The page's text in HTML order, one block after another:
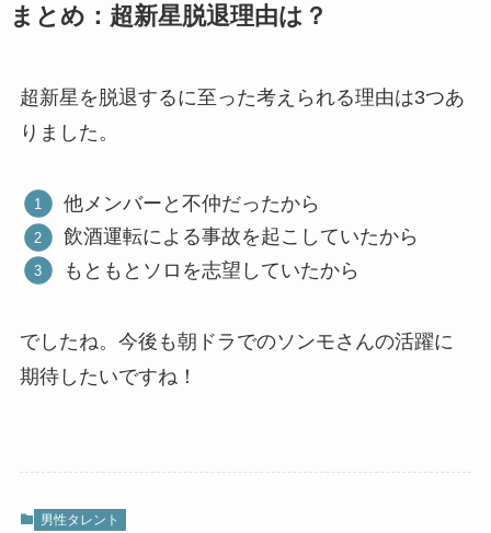
まとめ：超新星脱退理由は？
超新星を脱退するに至った考えられる理由は3つあ
りました。
他メンバーと不仲だったから
飲酒運転による事故を起こしていたから
もともとソロを志望していたから
でしたね。今後も朝ドラでのソンモさんの活躍に
期待したいですね！
男性タレント